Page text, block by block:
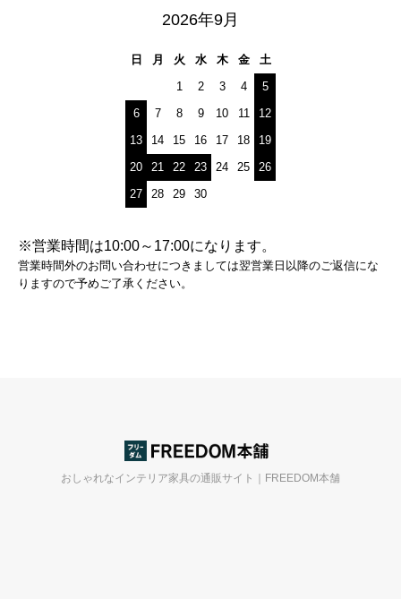
2026年9月
日 月 火 水 木 金
土
1
2 3 4
5
6
7 8 9 10 11
12
13
14 15 16 17 18
19
20
21 22 23 24 25
26
27
28 29 30
※営業時間は10:00～17:00になります。
営業時間外のお問い合わせにつきましては翌営業日以降のご返信にな
りますので予めご了承ください。
おしゃれなインテリア家具の通販サイト｜FREEDOM本舗